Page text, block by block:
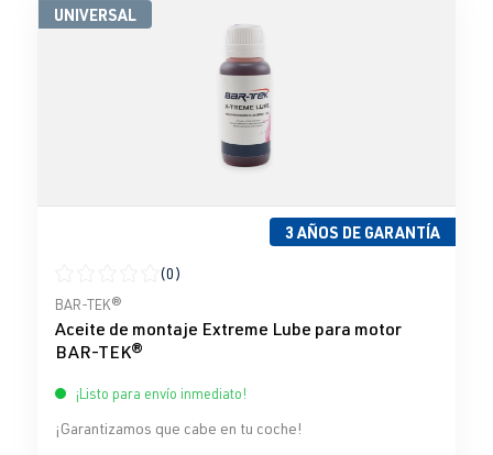
UNIVERSAL
3 AÑOS DE GARANTÍA
Calificación promedio de 0 de 5 estrellas
(0)
BAR-TEK®
Aceite de montaje Extreme Lube para motor
BAR-TEK®
¡Listo para envío inmediato!
¡Garantizamos que cabe en tu coche!